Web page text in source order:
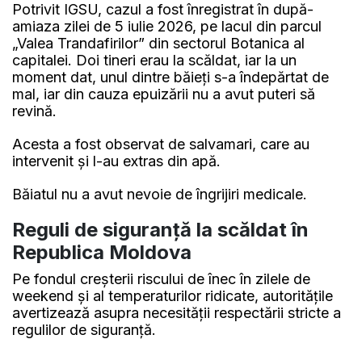
Potrivit IGSU, cazul a fost înregistrat în după-
amiaza zilei de 5 iulie 2026, pe lacul din parcul
„Valea Trandafirilor” din sectorul Botanica al
capitalei. Doi tineri erau la scăldat, iar la un
moment dat, unul dintre băieți s-a îndepărtat de
mal, iar din cauza epuizării nu a avut puteri să
revină.
Acesta a fost observat de salvamari, care au
intervenit și l-au extras din apă.
Băiatul nu a avut nevoie de îngrijiri medicale.
Reguli de siguranță la scăldat în
Republica Moldova
Pe fondul creșterii riscului de înec în zilele de
weekend și al temperaturilor ridicate, autoritățile
avertizează asupra necesității respectării stricte a
regulilor de siguranță.